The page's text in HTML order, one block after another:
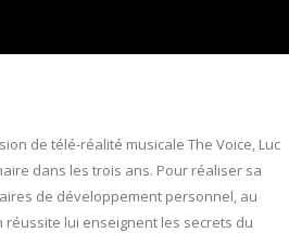
de télé-réalité musicale The Voice, Luc
dans les trois ans. Pour réaliser sa
de développement personnel, au
lui enseignent les secrets du